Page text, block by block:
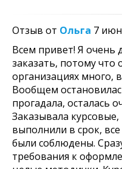
Отзыв от Ольга 7
Всем привет! Я очень
заказать, потому
организациях много,
Вообщем
прогадала, осталась
Заказывала
выполнили в срок,
были соблюдены.
требования к